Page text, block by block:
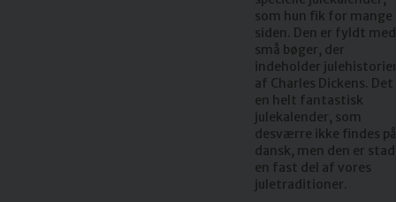
som hun fik for mange
siden. Den er fyldt med
små bøger, der
indeholder
af Charles Dickens. Det
en helt fantastisk
julekalender, som
desværre ikke findes på
dansk, men den er
en fast del af vores
juletraditioner.